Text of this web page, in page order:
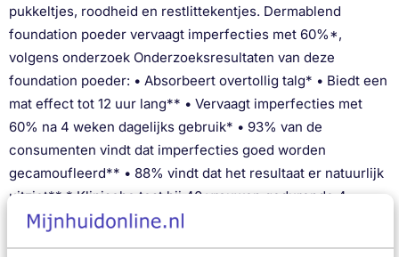
pukkeltjes, roodheid en restlittekentjes. Dermablend
foundation poeder vervaagt imperfecties met 60%*,
volgens onderzoek Onderzoeksresultaten van deze
foundation poeder: • Absorbeert overtollig talg* • Biedt een
mat effect tot 12 uur lang** • Vervaagt imperfecties met
60% na 4 weken dagelijks gebruik* • 93% van de
consumenten vindt dat imperfecties goed worden
gecamoufleerd** • 88% vindt dat het resultaat er natuurlijk
uitziet** * Klinische test bij 40 vrouwen gedurende 4
weken. ** Zelfevaluatie, 63 vrouwen na 1 week.
Dekkende poederfoundation voor dagelijks gebruik